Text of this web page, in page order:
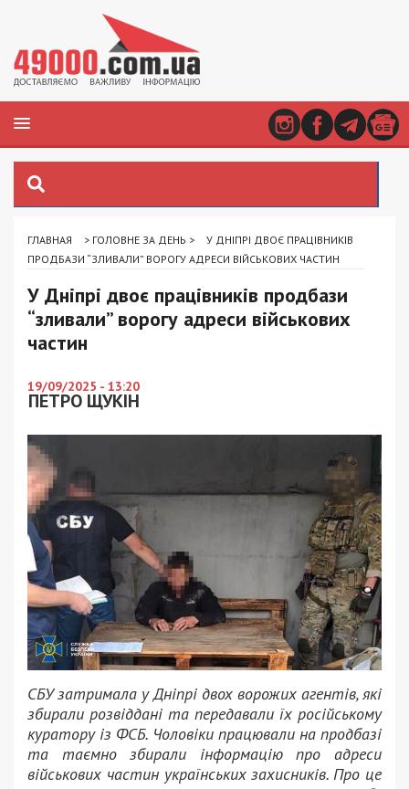
ГЛАВНАЯ > ГОЛОВНЕ ЗА ДЕНЬ >
У ДНІПРІ ДВОЄ ПРАЦІВНИКІВ
ПРОДБАЗИ “ЗЛИВАЛИ” ВОРОГУ АДРЕСИ ВІЙСЬКОВИХ ЧАСТИН
У Дніпрі двоє працівників продбази
“зливали” ворогу адреси військових
частин
19/09/2025 - 13:20
ПЕТРО ЩУКІН
СБУ затримала у Дніпрі двох ворожих агентів, які
збирали розвіддані та передавали їх російському
куратору із ФСБ. Чоловіки працювали на продбазі
та таємно збирали інформацію про адреси
військових частин українських захисників. Про це